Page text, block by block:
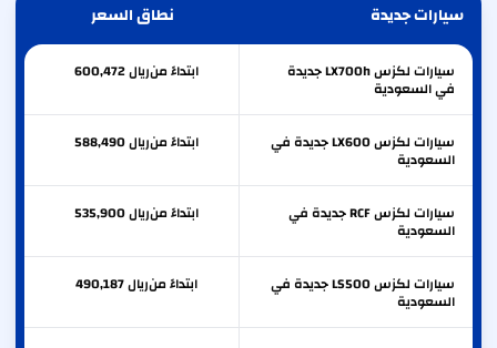
سيارات جديدة نطاق السعر
سيارات لكزس LX700h جديدة
في السعودية
ابتداءً من 600,472ريال
سيارات لكزس LX600 جديدة في
السعودية
ابتداءً من 588,490ريال
سيارات لكزس RCF جديدة في
السعودية
ابتداءً من 535,900ريال
سيارات لكزس LS500 جديدة في
السعودية
ابتداءً من 490,187ريال